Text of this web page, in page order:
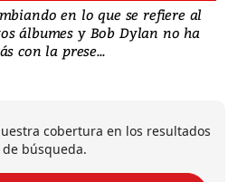
en lo que se refiere al
álbumes y Bob Dylan no ha
con la prese...
cobertura en los resultados
de búsqueda.